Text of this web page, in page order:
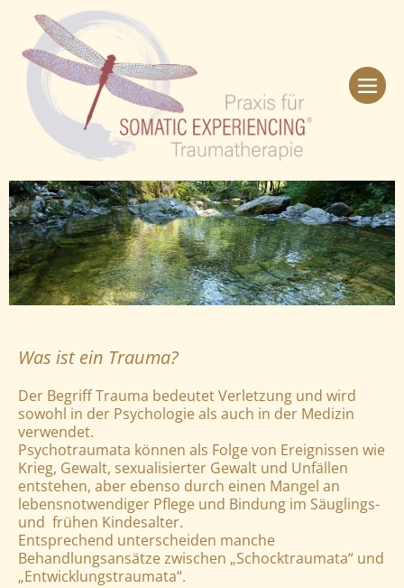
Was ist ein Trauma?
Der Begriff Trauma bedeutet Verletzung und wird
sowohl in der Psychologie als auch in der Medizin
verwendet.
Psychotraumata können als Folge von Ereignissen wie
Krieg, Gewalt, sexualisierter Gewalt und Unfällen
entstehen, aber ebenso durch einen Mangel an
lebensnotwendiger Pflege und Bindung im Säuglings-
und frühen Kindesalter.
Entsprechend unterscheiden manche
Behandlungsansätze zwischen „Schocktraumata“ und
„Entwicklungstraumata“.